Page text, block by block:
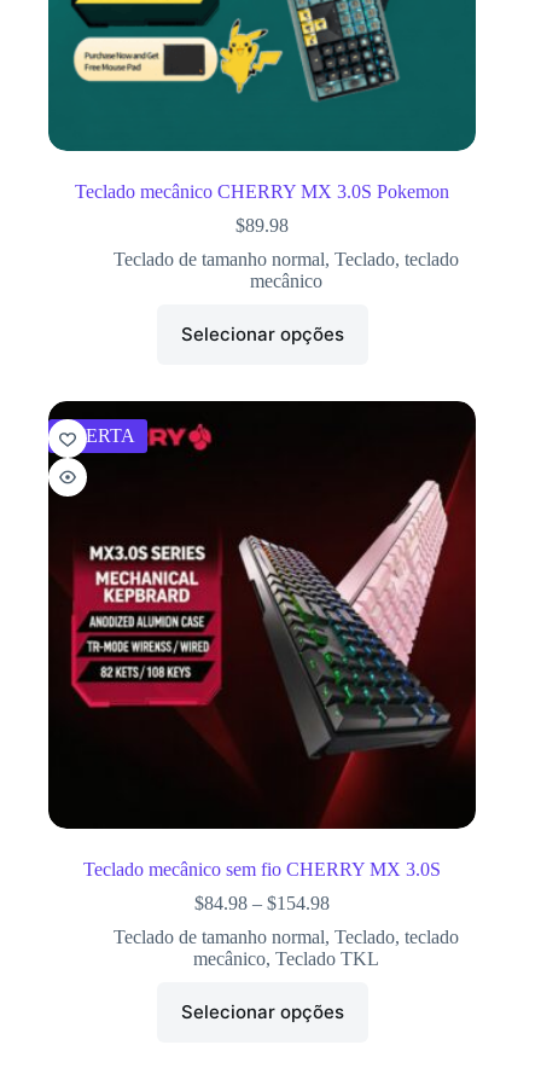
Teclado mecânico CHERRY MX 3.0S Pokemon
$89.98
Teclado de tamanho normal,Teclado,teclado
mecânico
Selecionar opções
OFERTA
Teclado mecânico sem fio CHERRY MX 3.0S
$84.98 – $154.98
Teclado de tamanho normal,Teclado,teclado
mecânico,Teclado TKL
Selecionar opções